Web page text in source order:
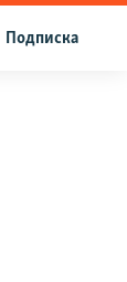
Подписка